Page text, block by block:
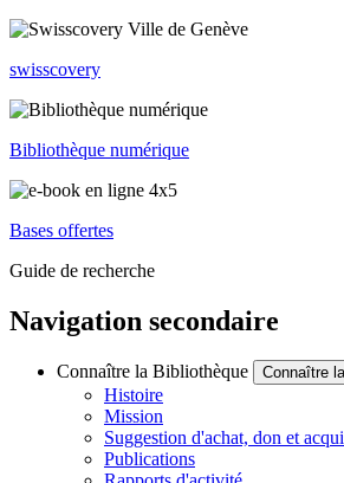
swisscovery
Bibliothèque numérique
Bases offertes
Guide de recherche
Navigation secondaire
Connaître la Bibliothèque Connaître
Histoire
Mission
Suggestion d'achat, don et
Publications